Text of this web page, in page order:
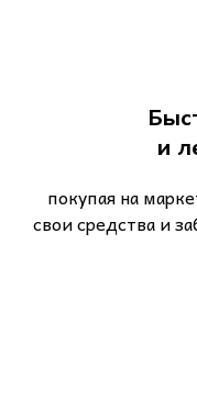
и
покупая на
свои средства и